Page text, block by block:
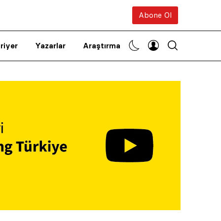
Abone Ol
Yazarlar Araştırma